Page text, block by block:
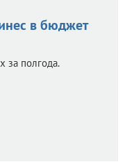
в бюджет
за полгода.